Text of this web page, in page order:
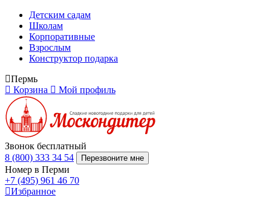
Детским садам
Школам
Корпоративные
Взрослым
Конструктор подарка
Пермь
Корзина
Мой профиль
Звонок бесплатный
8 (800) 333 34 54
Перезвоните мне
Номер в Перми
+7 (495) 961 46 70
Избранное